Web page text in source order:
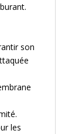
son
les